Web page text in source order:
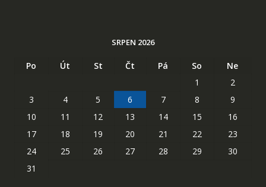
SRPEN 2026
Po Út St Čt Pá So
Ne
1
2
3
4 5 6 7 8
9
10
11 12 13 14 15
16
17
18 19 20 21 22
23
24
25 26 27 28 29
30
31